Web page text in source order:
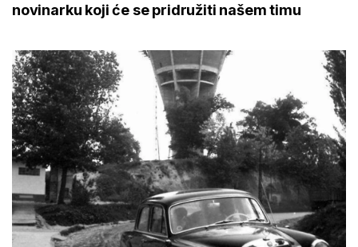
novinarku koji će se pridružiti našem timu